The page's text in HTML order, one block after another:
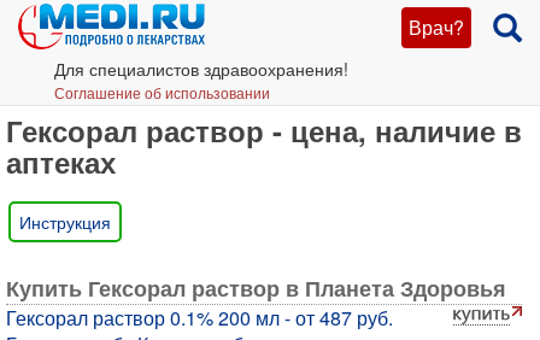
Врач?
Для специалистов здравоохранения!
Соглашение об использовании
Гексорал раствор - цена, наличие в
аптеках
Инструкция
Купить Гексорал раствор в Планета Здоровья
Гексорал раствор 0.1% 200 мл - от 487 руб.